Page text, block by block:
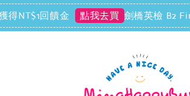
NT$1回饋金 點我去買 劍橋英檢 B2